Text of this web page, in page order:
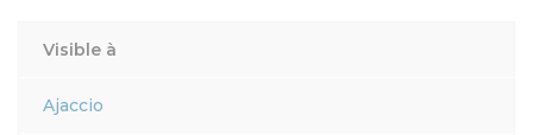
Visible à
Ajaccio